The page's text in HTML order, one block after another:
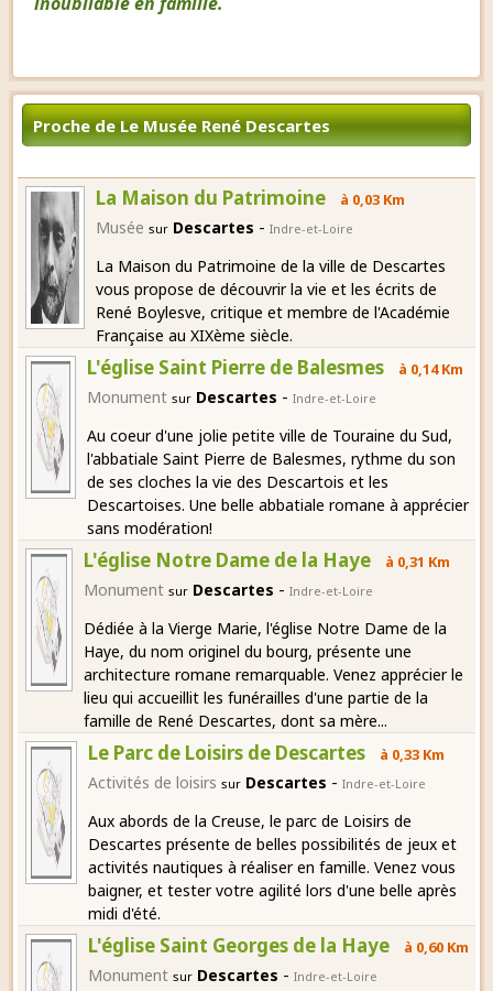
Proche de Le Musée René Descartes
La Maison du Patrimoine à 0,03 Km
Musée sur Descartes -Indre-et-Loire
La Maison du Patrimoine de la ville de Descartes
vous propose de découvrir la vie et les écrits de
René Boylesve, critique et membre de l'Académie
Française au XIXème siècle.
L'église Saint Pierre de Balesmes à 0,14 Km
Monument sur Descartes -Indre-et-Loire
Au coeur d'une jolie petite ville de Touraine du Sud,
l'abbatiale Saint Pierre de Balesmes, rythme du son
de ses cloches la vie des Descartois et les
Descartoises. Une belle abbatiale romane à apprécier
sans modération!
L'église Notre Dame de la Haye à 0,31 Km
Monument sur Descartes - Indre-et-Loire
Dédiée à la Vierge Marie, l'église Notre Dame de la
Haye, du nom originel du bourg, présente une
architecture romane remarquable. Venez apprécier le
lieu qui accueillit les funérailles d'une partie de la
famille de René Descartes, dont sa mère...
Le Parc de Loisirs de Descartes à 0,33 Km
Activités de loisirs sur Descartes -Indre-et-Loire
Aux abords de la Creuse, le parc de Loisirs de
Descartes présente de belles possibilités de jeux et
activités nautiques à réaliser en famille. Venez vous
baigner, et tester votre agilité lors d'une belle après
midi d'été.
L'église Saint Georges de la Haye à 0,60 Km
Monument sur Descartes -Indre-et-Loire